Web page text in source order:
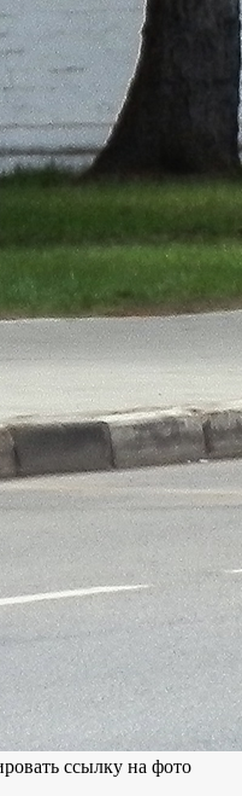
ссылку на фото